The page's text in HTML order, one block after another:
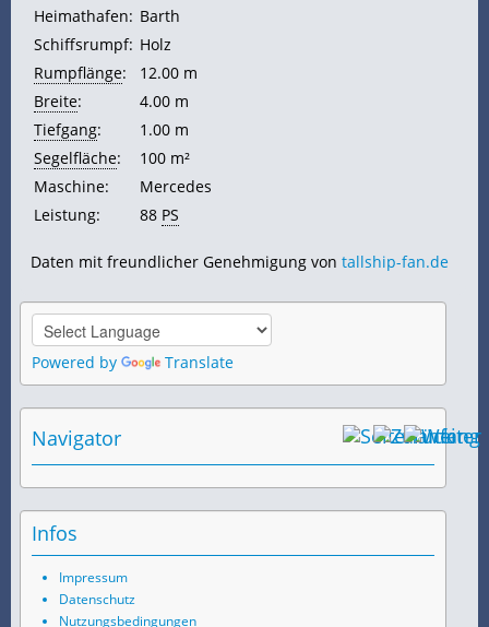
Heimathafen: Barth
Schiffsrumpf: Holz
Rumpflänge:
12.00 m
Breite:
4.00 m
Tiefgang:
1.00 m
Segelfläche:
100 m²
Maschine:
Mercedes
Leistung:
88 PS
Daten mit freundlicher Genehmigung von tallship-fan.de
Powered by Translate
Navigator
Infos
Impressum
Datenschutz
Nutzungsbedingungen